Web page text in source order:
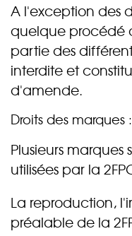
A l'exception des
quelque procédé
partie des
interdite et
d'amende.
Droits des marques :
Plusieurs
utilisées par la
La reproduction,
préalable de la